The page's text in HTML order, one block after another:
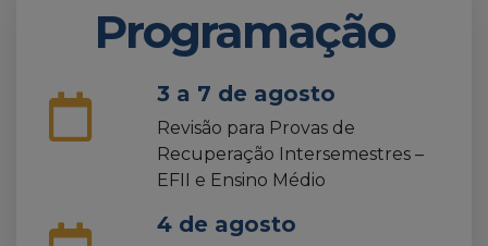
Programação
3 a 7 de agosto
Revisão para Provas de
Recuperação Intersemestres –
EFII e Ensino Médio
4 de agosto